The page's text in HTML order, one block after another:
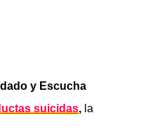
y Escucha
suicidas, la